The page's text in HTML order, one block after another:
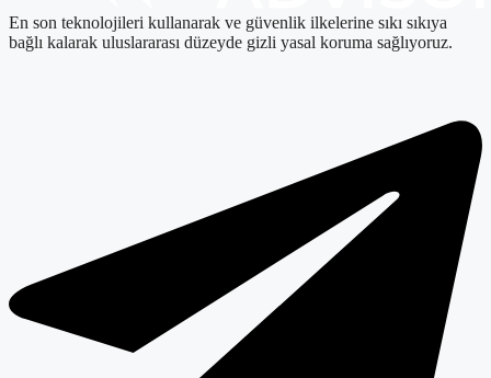
En son teknolojileri kullanarak ve güvenlik ilkelerine sıkı sıkıya
bağlı kalarak uluslararası düzeyde gizli yasal koruma sağlıyoruz.